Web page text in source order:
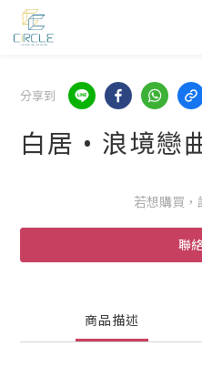
分享到
白居 • 浪境戀
若想購買，
聯
商品描述